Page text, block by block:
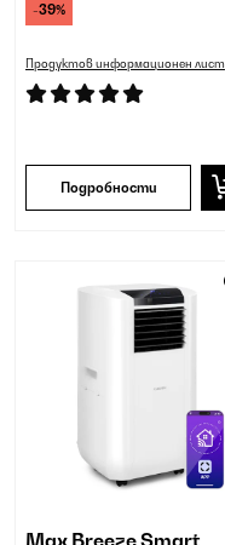
-39%
Продуктов информационен лист
Подробности